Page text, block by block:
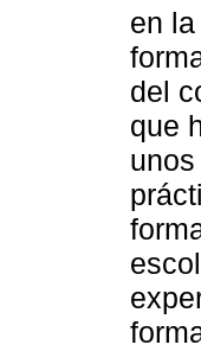
en
del
que